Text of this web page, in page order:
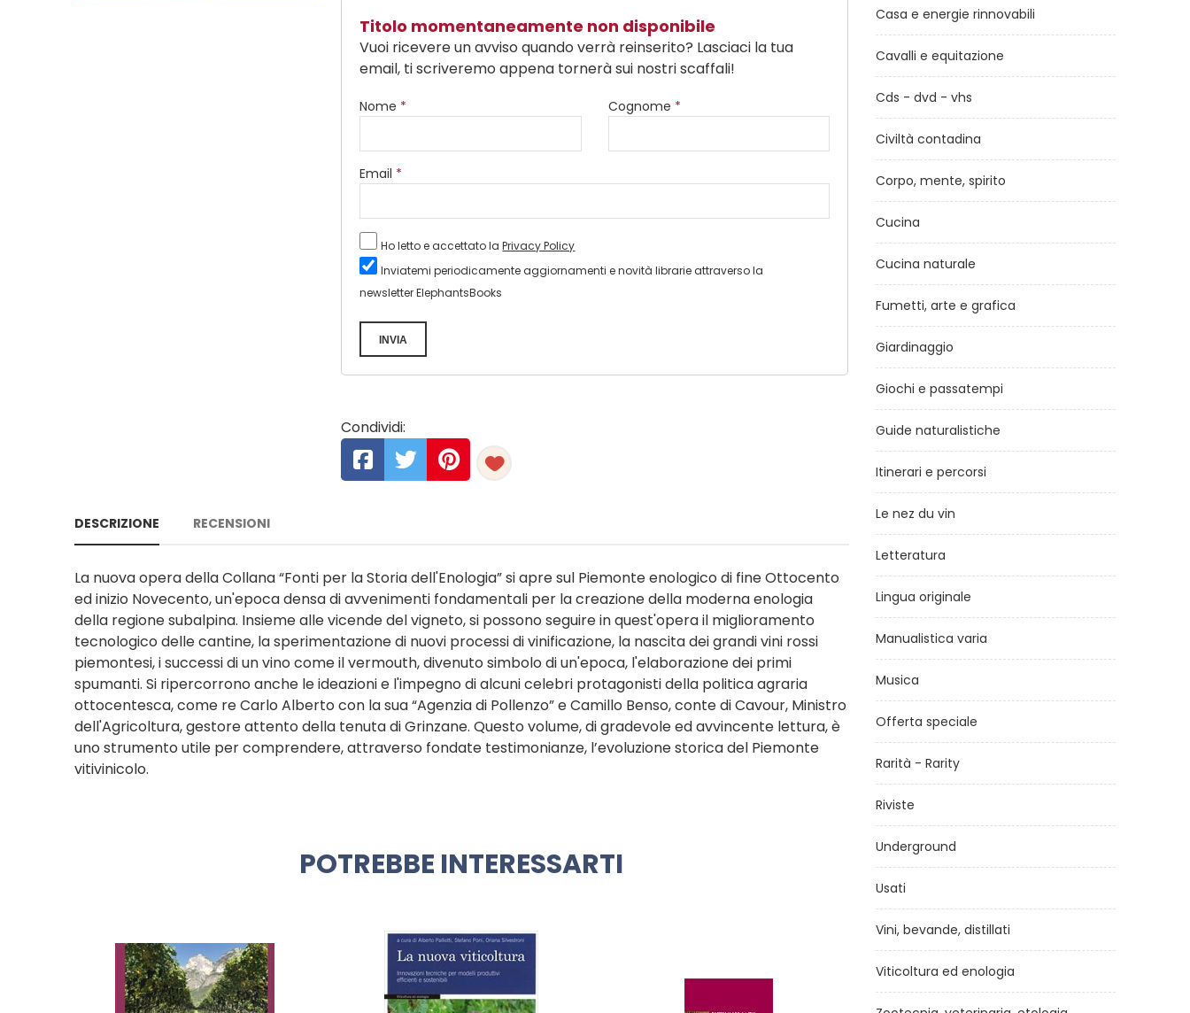
Titolo momentaneamente non disponibile
Vuoi ricevere un avviso quando verrà reinserito? Lasciaci la tua
email, ti scriveremo appena tornerà sui nostri scaffali!
Nome * Cognome *
Email *
Ho letto e accettato laPrivacy Policy
Inviatemi periodicamente aggiornamenti e novità librarie attraverso la
newsletter ElephantsBooks
INVIA
Condividi:
DESCRIZIONE RECENSIONI
La nuova opera della Collana “Fonti per la Storia dell'Enologia” si apre sul Piemonte enologico di fine Ottocento
ed inizio Novecento, un'epoca densa di avvenimenti fondamentali per la creazione della moderna enologia
della regione subalpina. Insieme alle vicende del vigneto, si possono seguire in quest'opera il miglioramento
tecnologico delle cantine, la sperimentazione di nuovi processi di vinificazione, la nascita dei grandi vini rossi
piemontesi, i successi di un vino come il vermouth, divenuto simbolo di un'epoca, l'elaborazione dei primi
spumanti. Si ripercorrono anche le ideazioni e l'impegno di alcuni celebri protagonisti della politica agraria
ottocentesca, come re Carlo Alberto con la sua “Agenzia di Pollenzo” e Camillo Benso, conte di Cavour, Ministro
dell'Agricoltura, gestore attento della tenuta di Grinzane. Questo volume, di gradevole ed avvincente lettura, è
uno strumento utile per comprendere, attraverso fondate testimonianze, l’evoluzione storica del Piemonte
vitivinicolo.
POTREBBE INTERESSARTI
Casa e energie rinnovabili
Cavalli e equitazione
Cds - dvd - vhs
Civiltà contadina
Corpo, mente, spirito
Cucina
Cucina naturale
Fumetti, arte e grafica
Giardinaggio
Giochi e passatempi
Guide naturalistiche
Itinerari e percorsi
Le nez du vin
Letteratura
Lingua originale
Manualistica varia
Musica
Offerta speciale
Rarità - Rarity
Riviste
Underground
Usati
Vini, bevande, distillati
Viticoltura ed enologia